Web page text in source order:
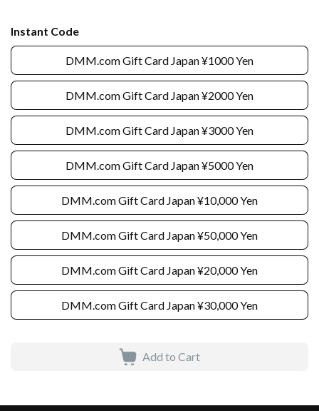
Instant Code
DMM.com Gift Card Japan ¥1000 Yen
DMM.com Gift Card Japan ¥2000 Yen
DMM.com Gift Card Japan ¥3000 Yen
DMM.com Gift Card Japan ¥5000 Yen
DMM.com Gift Card Japan ¥10,000 Yen
DMM.com Gift Card Japan ¥50,000 Yen
DMM.com Gift Card Japan ¥20,000 Yen
DMM.com Gift Card Japan ¥30,000 Yen
Add to Cart